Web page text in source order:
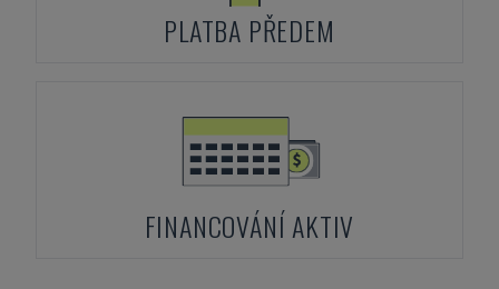
PLATBA PŘEDEM
FINANCOVÁNÍ AKTIV